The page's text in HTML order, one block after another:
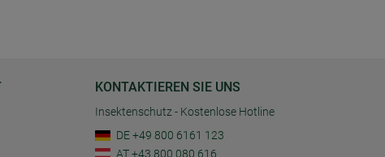
KONTAKTIEREN SIE UNS
Insektenschutz - Kostenlose Hotline
DE +49 800 6161 123
AT +43 800 080 616